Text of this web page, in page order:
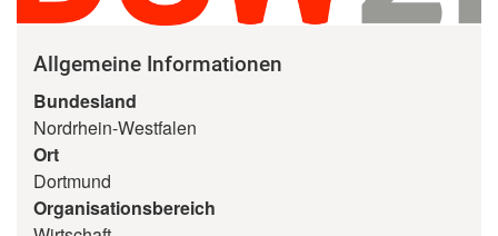
Allgemeine Informationen
Bundesland
Nordrhein-Westfalen
Ort
Dortmund
Organisationsbereich